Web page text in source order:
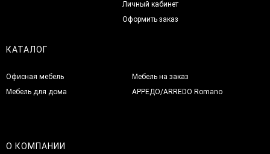
Личный кабинет
Оформить заказ
КАТАЛОГ
Офисная мебель
Мебель для дома
Мебель на заказ
АРРЕДО/ARREDO Romano
О КОМПАНИИ